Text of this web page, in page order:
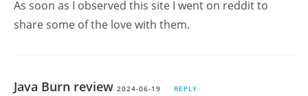
As soon as I observed this site I went on reddit to
share some of the love with them.
Java Burn review 2024-06-19 REPLY